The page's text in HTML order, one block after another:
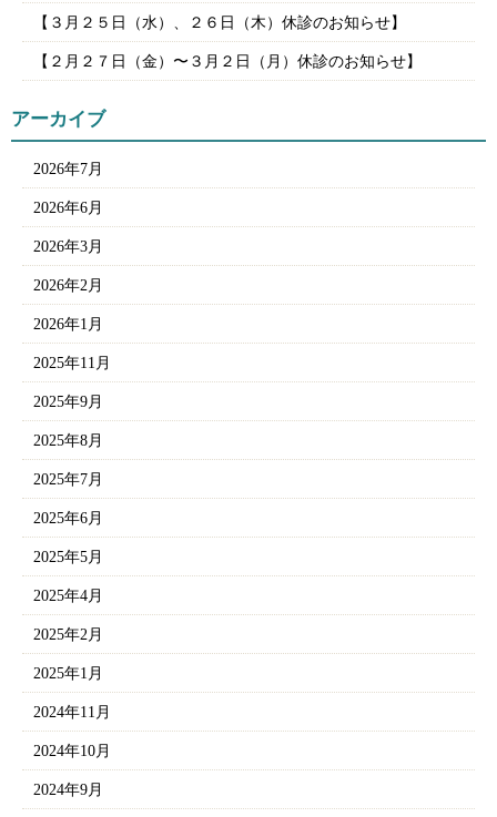
【３月２５日（水）、２６日（木）休診のお知らせ】
【２月２７日（金）〜３月２日（月）休診のお知らせ】
アーカイブ
2026年7月
2026年6月
2026年3月
2026年2月
2026年1月
2025年11月
2025年9月
2025年8月
2025年7月
2025年6月
2025年5月
2025年4月
2025年2月
2025年1月
2024年11月
2024年10月
2024年9月